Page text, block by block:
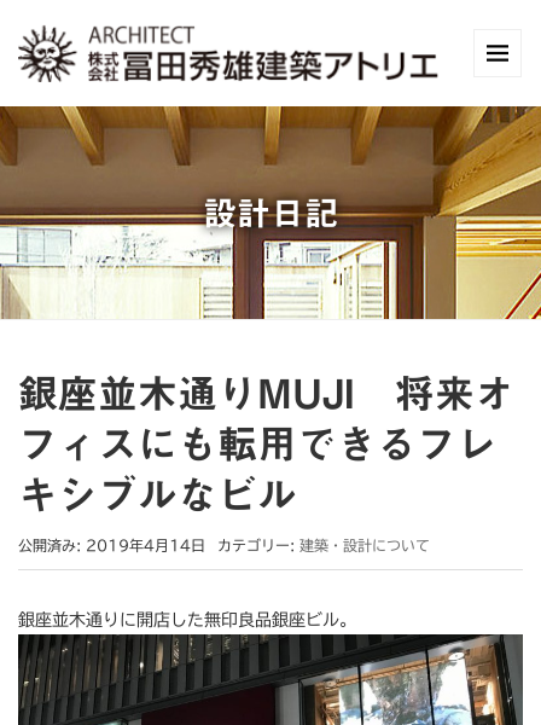
設計日記
銀座並木通りMUJI 将来オ
フィスにも転用できるフレ
キシブルなビル
公開済み: 2019年4月14日 カテゴリー: 建築・設計について
銀座並木通りに開店した無印良品銀座ビル。